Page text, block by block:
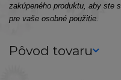
zakúpeného produktu, aby ste
pre vaše osobné použitie.
Pôvod tovaru